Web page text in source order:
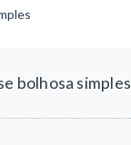
bolhosa simples